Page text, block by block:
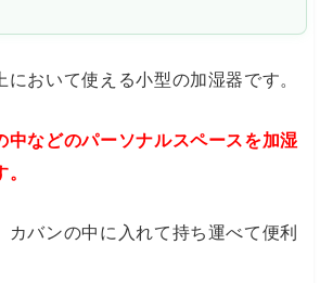
おいて使える小型の加湿器です。
中などのパーソナルスペースを加湿
カバンの中に入れて持ち運べて便利